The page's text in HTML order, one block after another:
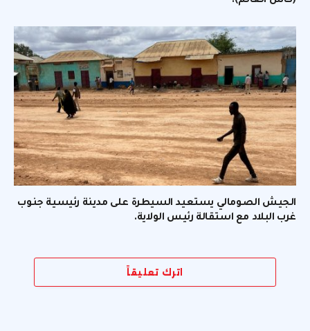
الجيش الصومالي يستعيد السيطرة على مدينة رئيسية جنوب
غرب البلاد مع استقالة رئيس الولاية.
اترك تعليقاً